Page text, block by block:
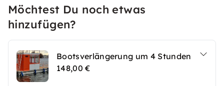
Möchtest Du noch etwas
hinzufügen?
Bootsverlängerung um 4 Stunden
148,00 €